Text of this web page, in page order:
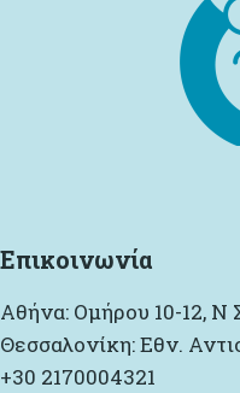
Επικοινωνία
Αθήνα: Ομήρου 10-12, Ν
Θεσσαλονίκη: Εθν.
+30 2170004321